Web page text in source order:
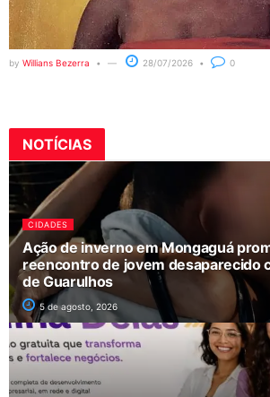
by Willians Bezerra 28/07/2026 0
NOTÍCIAS
CIDADES
Ação de inverno em Mongaguá
reencontro de jovem desaparecido
de Guarulhos
5 de agosto, 2026